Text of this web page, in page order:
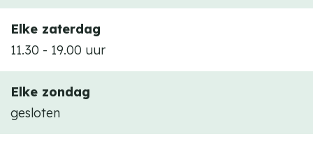
Elke zaterdag
11.30 - 19.00 uur
Elke zondag
gesloten